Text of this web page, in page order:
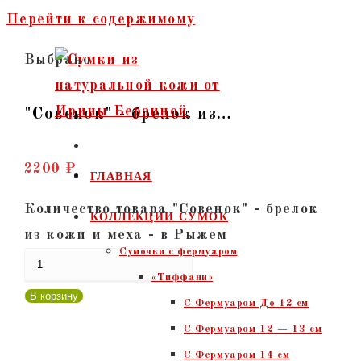
Перейти к содержимому
ГЛАВНАЯ
КОЛЛЕКЦИИ СУМОК
Сумочки c фермуаром
«Тиффани»
С Фермуаром До 12 см
С Фермуаром 12 — 13 см
С Фермуаром 14 см
Выбрано:
"Совенок" - брелок из…
2200 ₽
Количество товара "Совенок" - брелок
из кожи и меха - в Рыжем
В корзину